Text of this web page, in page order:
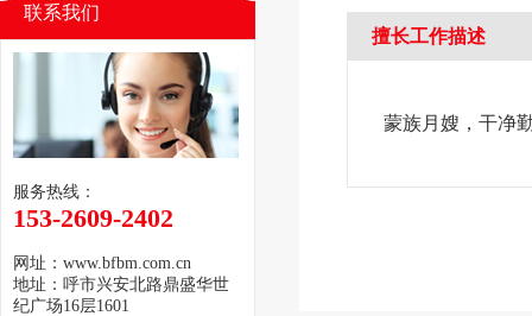
联系我们
服务热线：
153-2609-2402
网址：www.bfbm.com.cn
地址：呼市兴安北路鼎盛华世
纪广场16层1601
擅长工作描述
蒙族月嫂，干净